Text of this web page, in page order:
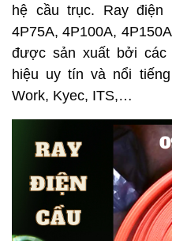
hệ cầu trục. Ray điện
4P75A, 4P100A,
được sản xuất bởi
hiệu uy tín và nổi
Work, Kyec, ITS,…